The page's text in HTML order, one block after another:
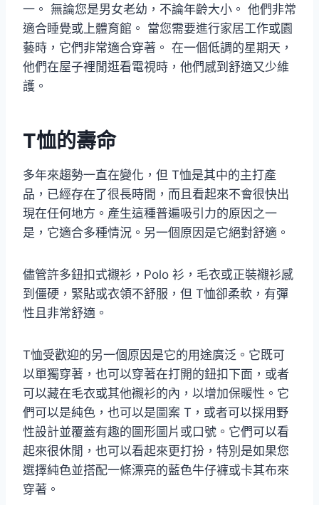
一。 無論您是男女老幼，不論年齡大小。 他們非常
適合睡覺或上體育館。 當您需要進行家居工作或園
藝時，它們非常適合穿著。 在一個低調的星期天，
他們在屋子裡閒逛看電視時，他們感到舒適又少維
護。
T恤的壽命
多年來趨勢一直在變化，但 T恤是其中的主打產
品，已經存在了很長時間，而且看起來不會很快出
現在任何地方。產生這種普遍吸引力的原因之一
是，它適合多種情況。另一個原因是它絕對舒適。
儘管許多鈕扣式襯衫，Polo 衫，毛衣或正裝襯衫感
到僵硬，緊貼或衣領不舒服，但 T恤卻柔軟，有彈
性且非常舒適。
T恤受歡迎的另一個原因是它的用途廣泛。它既可
以單獨穿著，也可以穿著在打開的鈕扣下面，或者
可以藏在毛衣或其他襯衫的內，以增加保暖性。它
們可以是純色，也可以是圖案 T，或者可以採用野
性設計並覆蓋有趣的圖形圖片或口號。它們可以看
起來很休閒，也可以看起來更打扮，特別是如果您
選擇純色並搭配一條漂亮的藍色牛仔褲或卡其布來
穿著。